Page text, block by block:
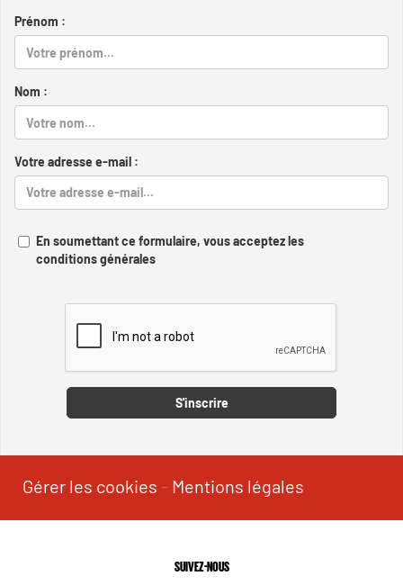
Prénom :
Nom :
Votre adresse e-mail :
En soumettant ce formulaire, vous acceptez les
conditions générales
S'inscrire
Gérer les cookies - Mentions légales
SUIVEZ-NOUS